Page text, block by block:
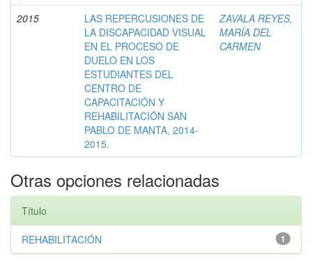
2015
LAS REPERCUSIONES DE
LA DISCAPACIDAD VISUAL
EN EL PROCESO DE
DUELO EN LOS
ESTUDIANTES DEL
CENTRO DE
CAPACITACIÓN Y
REHABILITACIÓN SAN
PABLO DE MANTA, 2014-
2015.
ZAVALA REYES,
MARÍA DEL
CARMEN
Otras opciones relacionadas
Título
1
REHABILITACIÓN